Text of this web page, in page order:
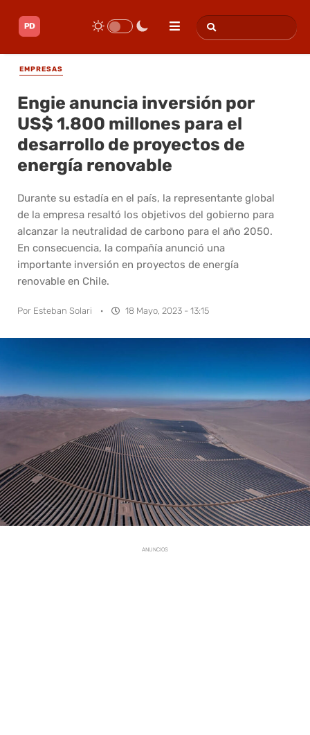
EMPRESAS
Engie anuncia inversión por
US$ 1.800 millones para el
desarrollo de proyectos de
energía renovable
Durante su estadía en el país, la representante global
de la empresa resaltó los objetivos del gobierno para
alcanzar la neutralidad de carbono para el año 2050.
En consecuencia, la compañía anunció una
importante inversión en proyectos de energía
renovable en Chile.
Por Esteban Solari · 18 Mayo, 2023 - 13:15
ANUNCIOS